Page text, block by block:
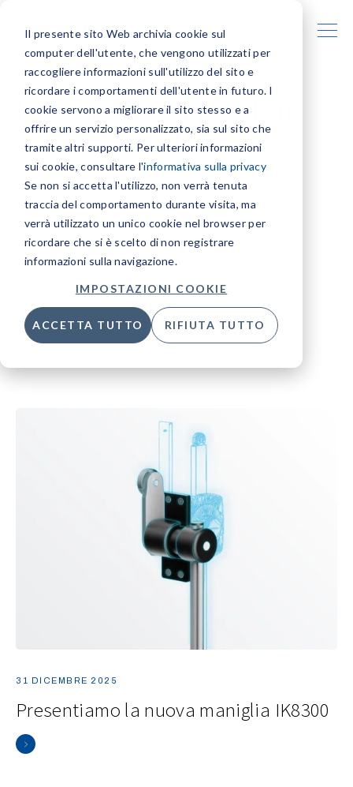
Il presente sito Web archivia cookie sul
computer dell'utente, che vengono utilizzati per
raccogliere informazioni sull'utilizzo del sito e
ricordare i comportamenti dell'utente in futuro. I
cookie servono a migliorare il sito stesso e a
offrire un servizio personalizzato, sia sul sito che
tramite altri supporti. Per ulteriori informazioni
sui cookie, consultare l'informativa sulla privacy
Se non si accetta l'utilizzo, non verrà tenuta
traccia del comportamento durante visita, ma
verrà utilizzato un unico cookie nel browser per
ricordare che si è scelto di non registrare
informazioni sulla navigazione.
IMPOSTAZIONI COOKIE
ACCETTA TUTTO RIFIUTA TUTTO
Italiano
Post su Nuovi prodotti
Filtra per:
INNOVAZIONE SISTEMA SCORREVOLE
CERNIERE DESIGN PARTNERSHIP
SM20X
31 DICEMBRE 2025
Presentiamo la nuova maniglia IK8300